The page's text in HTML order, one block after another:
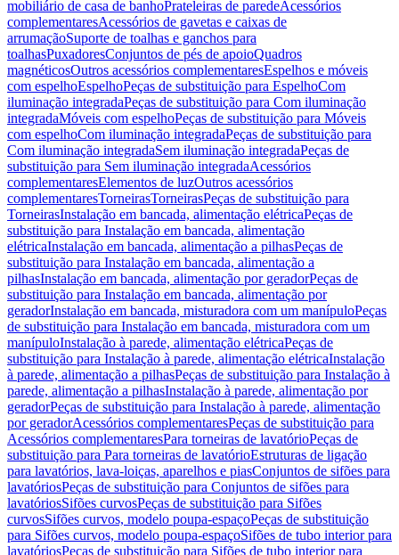
mobiliário de casa de banhoPrateleiras de paredeAcessórios
complementaresAcessórios de gavetas e caixas de
arrumaçãoSuporte de toalhas e ganchos para
toalhasPuxadoresConjuntos de pés de apoioQuadros
magnéticosOutros acessórios complementaresEspelhos e móveis
com espelhoEspelhoPeças de substituição para EspelhoCom
iluminação integradaPeças de substituição para Com iluminação
integradaMóveis com espelhoPeças de substituição para Móveis
com espelhoCom iluminação integradaPeças de substituição para
Com iluminação integradaSem iluminação integradaPeças de
substituição para Sem iluminação integradaAcessórios
complementaresElementos de luzOutros acessórios
complementaresTorneirasTorneirasPeças de substituição para
TorneirasInstalação em bancada, alimentação elétricaPeças de
substituição para Instalação em bancada, alimentação
elétricaInstalação em bancada, alimentação a pilhasPeças de
substituição para Instalação em bancada, alimentação a
pilhasInstalação em bancada, alimentação por geradorPeças de
substituição para Instalação em bancada, alimentação por
geradorInstalação em bancada, misturadora com um manípuloPeças
de substituição para Instalação em bancada, misturadora com um
manípuloInstalação à parede, alimentação elétricaPeças de
substituição para Instalação à parede, alimentação elétricaInstalação
à parede, alimentação a pilhasPeças de substituição para Instalação à
parede, alimentação a pilhasInstalação à parede, alimentação por
geradorPeças de substituição para Instalação à parede, alimentação
por geradorAcessórios complementaresPeças de substituição para
Acessórios complementaresPara torneiras de lavatórioPeças de
substituição para Para torneiras de lavatórioEstruturas de ligação
para lavatórios, lava-loiças, aparelhos e piasConjuntos de sifões para
lavatóriosPeças de substituição para Conjuntos de sifões para
lavatóriosSifões curvosPeças de substituição para Sifões
curvosSifões curvos, modelo poupa-espaçoPeças de substituição
para Sifões curvos, modelo poupa-espaçoSifões de tubo interior para
lavatóriosPeças de substituição para Sifões de tubo interior para